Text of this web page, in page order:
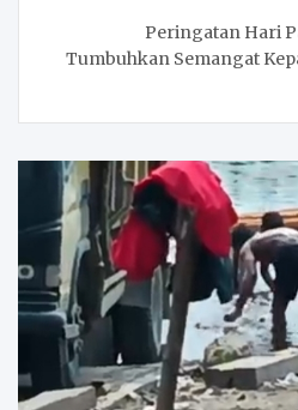
Peringatan Hari
Tumbuhkan Semangat